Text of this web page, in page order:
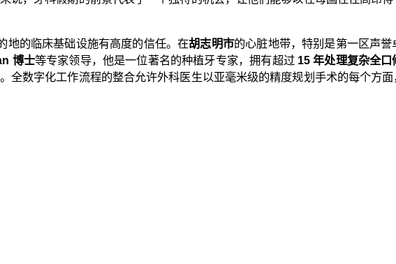
地的临床基础设施有高度的信任。在胡志明市的心脏地带，特别是第一区声
博士等专家领导，他是一位著名的种植牙专家，拥有超过 15 年处理复杂全口
全数字化工作流程的整合允许外科医生以亚毫米级的精度规划手术的每个方